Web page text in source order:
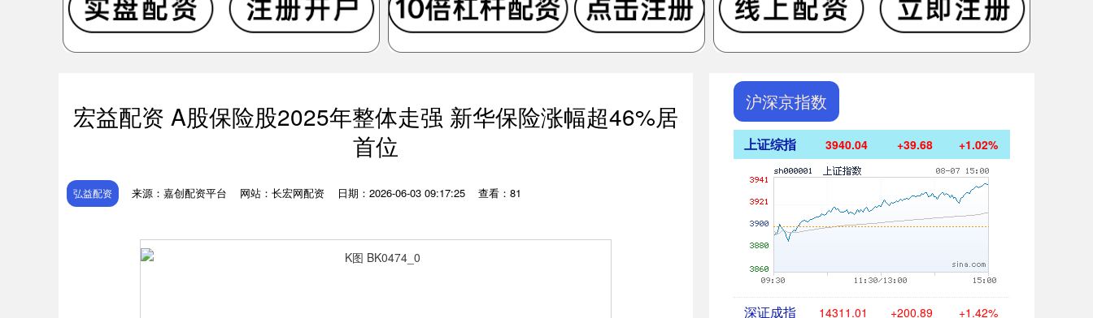
宏益配资 A股保险股2025年整体走强 新华保险涨幅超46%居
首位
弘益配资 来源：嘉创配资平台 网站：长宏网配资 日期：2026-06-03 09:17:25 查看：81
沪深京指数
上证综指 3940.04 +39.68 +1.02%
深证成指 14311.01 +200.89 +1.42%